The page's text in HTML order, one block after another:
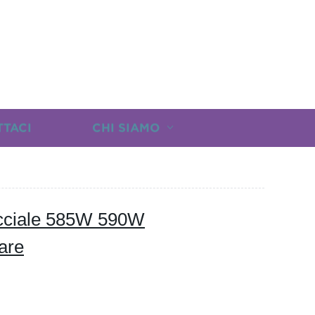
CHI SIAMO
585W 590W